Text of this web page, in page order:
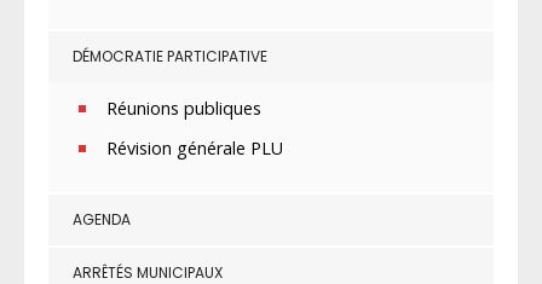
DÉMOCRATIE PARTICIPATIVE
Réunions publiques
Révision générale PLU
AGENDA
ARRÊTÉS MUNICIPAUX